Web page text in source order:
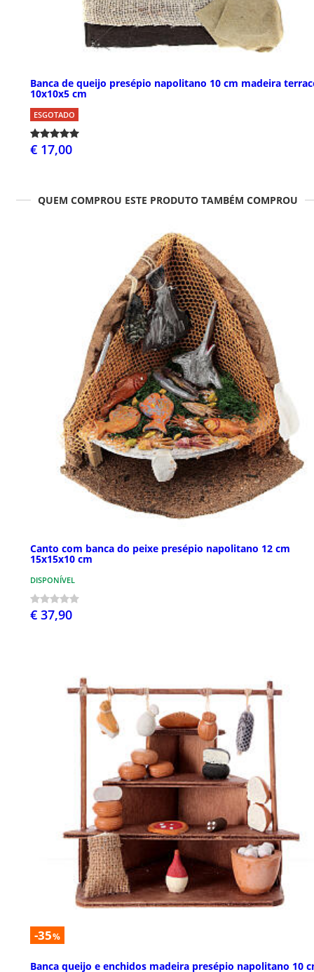
Banca de queijo presépio napolitano 10 cm madeira
10x10x5 cm
ESGOTADO
€ 17,00
QUEM COMPROU ESTE PRODUTO TAMBÉM COMPROU
Canto com banca do peixe presépio napolitano 12 cm
15x15x10 cm
DISPONÍVEL
€ 37,90
-35%
Banca queijo e enchidos madeira presépio napolitano 10